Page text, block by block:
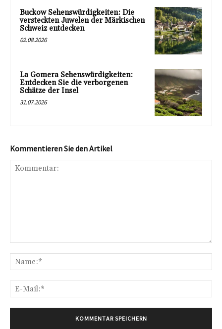
Buckow Sehenswürdigkeiten: Die
versteckten Juwelen der Märkischen
Schweiz entdecken
02.08.2026
La Gomera Sehenswürdigkeiten:
Entdecken Sie die verborgenen
Schätze der Insel
31.07.2026
Kommentieren Sie den Artikel